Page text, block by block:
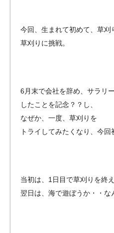
今回、生まれて初めて、草刈
草刈りに挑戦。
6月末で会社を辞め、サラリ
したことを記念？？し、
なぜか、一度、草刈りを
トライしてみたくなり、今回
当初は、1日目で草刈りを終え
翌日は、海で遊ぼうか・・な